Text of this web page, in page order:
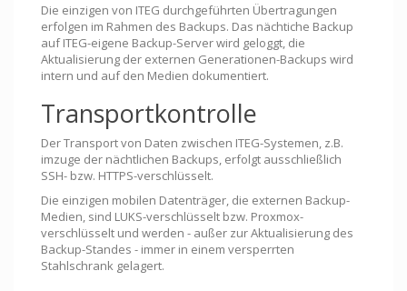
Die einzigen von ITEG durchgeführten Übertragungen
erfolgen im Rahmen des Backups. Das nächtiche Backup
auf ITEG-eigene Backup-Server wird geloggt, die
Aktualisierung der externen Generationen-Backups wird
intern und auf den Medien dokumentiert.
Transportkontrolle
Der Transport von Daten zwischen ITEG-Systemen, z.B.
imzuge der nächtlichen Backups, erfolgt ausschließlich
SSH- bzw. HTTPS-verschlüsselt.
Die einzigen mobilen Datenträger, die externen Backup-
Medien, sind LUKS-verschlüsselt bzw. Proxmox-
verschlüsselt und werden - außer zur Aktualisierung des
Backup-Standes - immer in einem versperrten
Stahlschrank gelagert.